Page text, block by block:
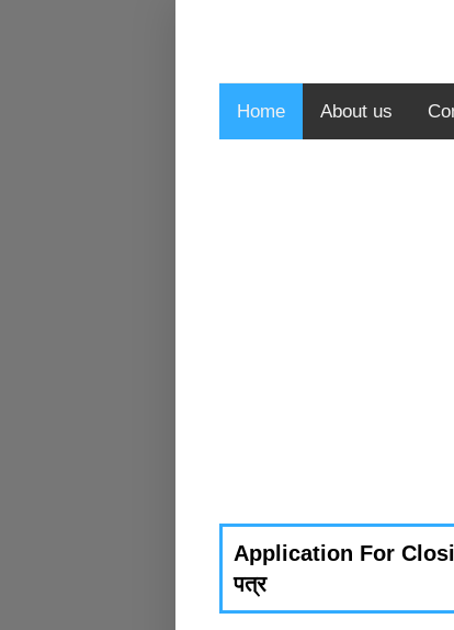
Home About us
Application For
पत्र